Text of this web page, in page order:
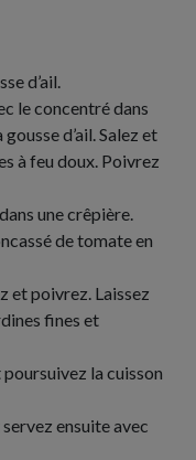
d’ail.
le concentré dans
d’ail. Salez et
à feu doux. Poivrez
une crêpière.
de tomate en
et poivrez. Laissez
fines et
la cuisson
ensuite avec